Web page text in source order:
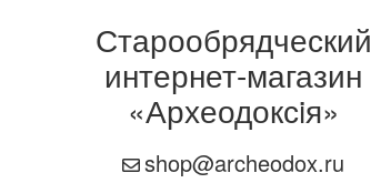
Старообрядческий
интернет-магазин
«Археодоксiя»
shop@archeodox.ru